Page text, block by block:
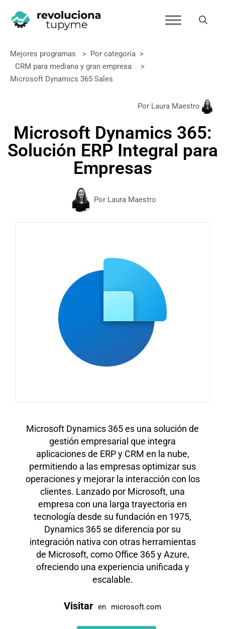
Mejores programas > Por categoría >
CRM para mediana y gran empresa
>
Microsoft Dynamics 365 Sales
Por Laura Maestro
Microsoft Dynamics 365:
Solución ERP Integral para
Empresas
Por Laura Maestro
Microsoft Dynamics 365 es una solución de
gestión empresarial que integra
aplicaciones de ERP y CRM en la nube,
permitiendo a las empresas optimizar sus
operaciones y mejorar la interacción con los
clientes. Lanzado por Microsoft, una
empresa con una larga trayectoria en
tecnología desde su fundación en 1975,
Dynamics 365 se diferencia por su
integración nativa con otras herramientas
de Microsoft, como Office 365 y Azure,
ofreciendo una experiencia unificada y
escalable.
Visitar en microsoft.com